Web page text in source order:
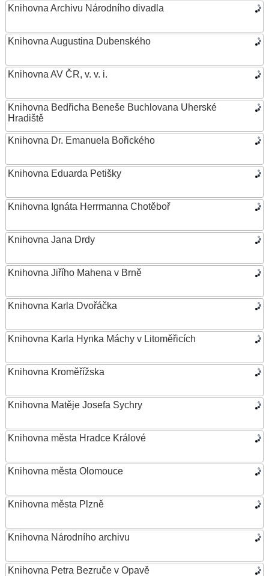
Knihovna Archivu Národního divadla
Knihovna Augustina Dubenského
Knihovna AV ČR, v. v. i.
Knihovna Bedřicha Beneše Buchlovana Uherské
Hradiště
Knihovna Dr. Emanuela Bořického
Knihovna Eduarda Petišky
Knihovna Ignáta Herrmanna Chotěboř
Knihovna Jana Drdy
Knihovna Jiřího Mahena v Brně
Knihovna Karla Dvořáčka
Knihovna Karla Hynka Máchy v Litoměřicích
Knihovna Kroměřížska
Knihovna Matěje Josefa Sychry
Knihovna města Hradce Králové
Knihovna města Olomouce
Knihovna města Plzně
Knihovna Národního archivu
Knihovna Petra Bezruče v Opavě